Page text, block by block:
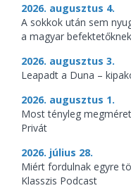
2026. augusztus 4.
A sokkok után sem
a magyar
2026. augusztus 3.
Leapadt a Duna –
2026. augusztus 1.
Most tényleg
Privát
2026. július 28.
Miért fordulnak egyre
Klasszis Podcast